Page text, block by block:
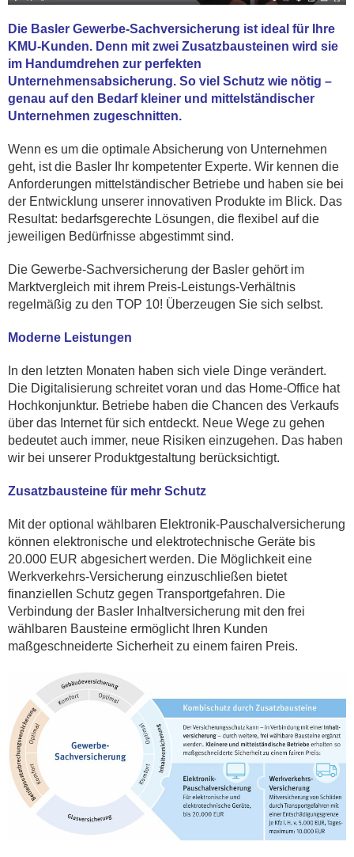
Die Basler Gewerbe-Sachversicherung ist ideal für Ihre
KMU-Kunden. Denn mit zwei Zusatzbausteinen wird sie
im Handumdrehen zur perfekten
Unternehmensabsicherung. So viel Schutz wie nötig –
genau auf den Bedarf kleiner und mittelständischer
Unternehmen zugeschnitten.
Wenn es um die optimale Absicherung von Unternehmen
geht, ist die Basler Ihr kompetenter Experte. Wir kennen die
Anforderungen mittelständischer Betriebe und haben sie bei
der Entwicklung unserer innovativen Produkte im Blick. Das
Resultat: bedarfsgerechte Lösungen, die flexibel auf die
jeweiligen Bedürfnisse abgestimmt sind.
Die Gewerbe-Sachversicherung der Basler gehört im
Marktvergleich mit ihrem Preis-Leistungs-Verhältnis
regelmäßig zu den TOP 10! Überzeugen Sie sich selbst.
Moderne Leistungen
In den letzten Monaten haben sich viele Dinge verändert.
Die Digitalisierung schreitet voran und das Home-Office hat
Hochkonjunktur. Betriebe haben die Chancen des Verkaufs
über das Internet für sich entdeckt. Neue Wege zu gehen
bedeutet auch immer, neue Risiken einzugehen. Das haben
wir bei unserer Produktgestaltung berücksichtigt.
Zusatzbausteine für mehr Schutz
Mit der optional wählbaren Elektronik-Pauschalversicherung
können elektronische und elektrotechnische Geräte bis
20.000 EUR abgesichert werden. Die Möglichkeit eine
Werkverkehrs-Versicherung einzuschließen bietet
finanziellen Schutz gegen Transportgefahren. Die
Verbindung der Basler Inhaltversicherung mit den frei
wählbaren Bausteine ermöglicht Ihren Kunden
maßgeschneiderte Sicherheit zu einem fairen Preis.